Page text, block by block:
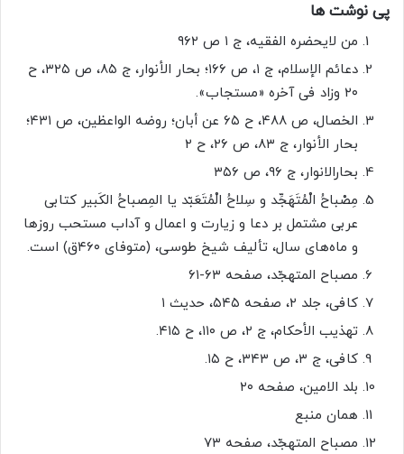
پی نوشت ها
من لایحضره الفقیه، ج ۱ ص ۹۶۲
دعائم الإسلام، ج ۱، ص ۱۶۶؛ بحار الأنوار، ج ۸۵، ص ۳۲۵، ح
۲۰ وزاد فی آخره «مستجاب».
الخصال، ص ۴۸۸، ح ۶۵ عن أبان؛ روضه الواعظین، ص ۴۳۱؛
بحار الأنوار، ج ۸۳، ص ۲۶، ح ۲
بحارالانوار، ج ۹۶، ص ۳۵۶
مِصْباحُ الْمُتَهَجِّد و سِلاحُ الْمُتَعَبّد یا المِصباحُ الکَبیر کتابی
عربی مشتمل بر دعا و زیارت و اعمال و آداب مستحب روزها
و ماه‌های سال، تألیف شیخ طوسی، (متوفای ۴۶۰ق) است.
مصباح المتهجّد، صفحه ۶۳-۶۱
کافى، جلد ۲، صفحه ۵۴۵، حدیث ۱
تهذیب الأحکام، ج ۲، ص ۱۱۰، ح ۴۱۵.
کافى، ج ۳، ص ۳۴۳، ح ۱۵.
بلد الامین، صفحه ۲۰
همان منبع
مصباح المتهجّد، صفحه ۷۳